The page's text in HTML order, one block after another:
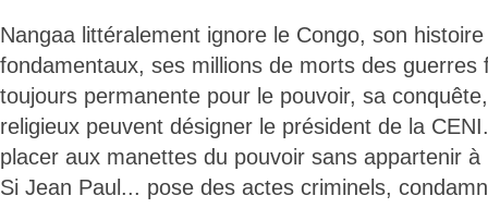
Nangaa littéralement ignore le Congo, son
fondamentaux, ses millions de morts des guerres
toujours permanente pour le pouvoir, sa
religieux peuvent désigner le président de la
placer aux manettes du pouvoir sans appartenir à
Si Jean Paul... pose des actes criminels,